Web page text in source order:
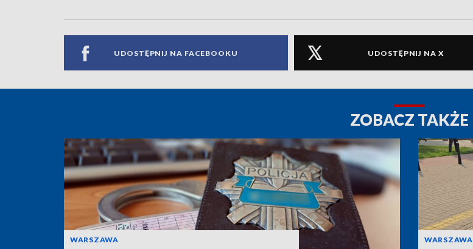
UDOSTĘPNIJ NA FACEBOOKU UDOSTĘPNIJ NA X
ZOBACZ TAKŻE
WARSZAWA WARSZAWA